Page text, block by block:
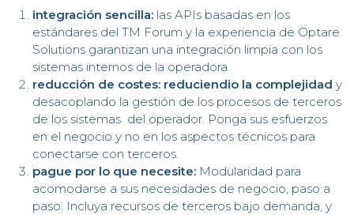
integración sencilla: las APIs basadas en los
estándares del TM Forum y la experiencia de Optare
Solutions garantizan una integración limpia con los
sistemas internos de la operadora.
reducción de costes: reduciendio la complejidady
desacoplando la gestión de los procesos de terceros
de los sistemas del operador. Ponga sus esfuerzos
en el negocio y no en los aspectos técnicos para
conectarse con terceros.
pague por lo que necesite: Modularidad para
acomodarse a sus necesidades de negocio, paso a
paso. Incluya recursos de terceros bajo demanda, y